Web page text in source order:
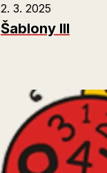
2. 3. 2025
Šablony III